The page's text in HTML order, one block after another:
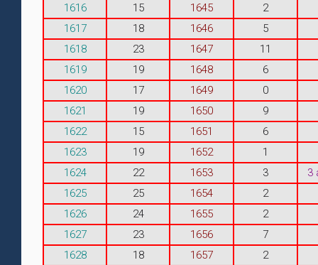
1616
15 1645
2
1617
18 1646
5
1618
23 1647
11
1619
19 1648
6
1620
17 1649
0
1621
19 1650
9
1622
15 1651
6
1623
19 1652
1
1624
22 1653 3
3
1625
25 1654
2
1626
24 1655
2
1627
23 1656
7
1628
18 1657
2